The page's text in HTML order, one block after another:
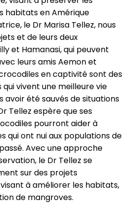
habitats en Amérique
le Dr Marisa Tellez, nous
et de leurs deux
et Hamanasi, qui peuvent
leurs amis Aemon et
en captivité sont des
qui vivent une meilleure vie
avoir été sauvés de situations
Tellez espère que ses
pourront aider à
qui ont nui aux populations de
Avec une approche
le Dr Tellez se
sur des projets
à améliorer les habitats,
de mangroves.